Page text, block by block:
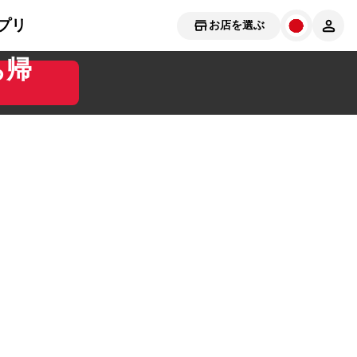
お店を選ぶ
リ
帰